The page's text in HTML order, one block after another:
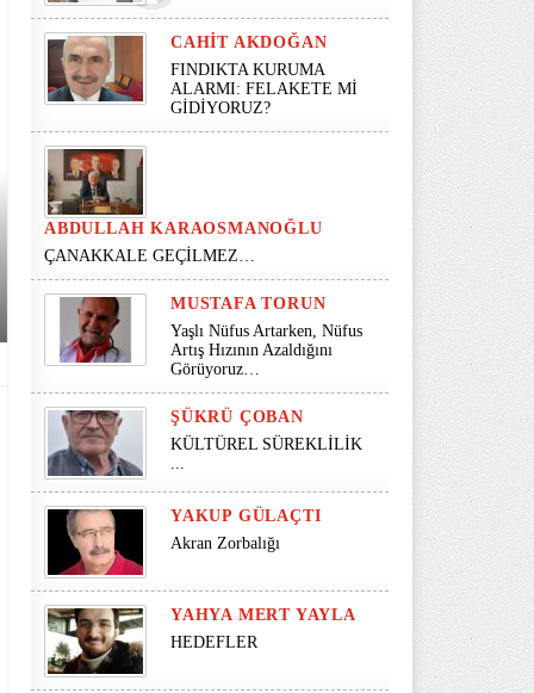
CAHIT AKDOĞAN
FINDIKTA KURUMA
ALARMI: FELAKETE Mİ
GİDİYORUZ?
ABDULLAH KARAOSMANOĞLU
ÇANAKKALE GEÇİLMEZ…
MUSTAFA TORUN
Yaşlı Nüfus Artarken, Nüfus
Artış Hızının Azaldığını
Görüyoruz…
ŞÜKRÜ ÇOBAN
KÜLTÜREL SÜREKLİLİK
...
YAKUP GÜLAÇTI
Akran Zorbalığı
YAHYA MERT YAYLA
HEDEFLER